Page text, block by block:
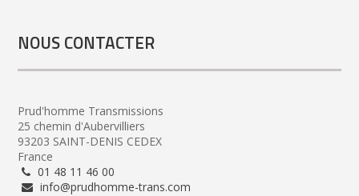
NOUS CONTACTER
Prud'homme Transmissions
25 chemin d'Aubervilliers
93203 SAINT-DENIS CEDEX
France
01 48 11 46 00
info@prudhomme-trans.com